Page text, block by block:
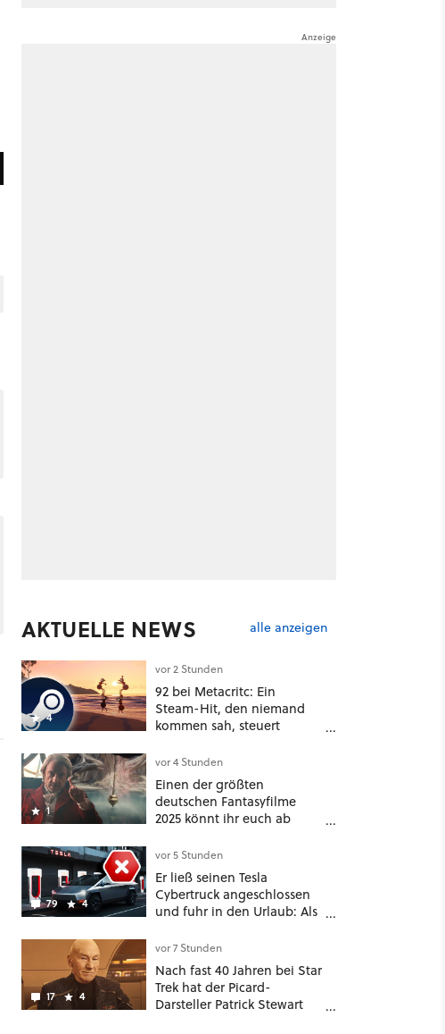
AKTUELLE NEWS alle anzeigen
4
vor 2 Stunden
92 bei Metacritc: Ein
Steam-Hit, den niemand
kommen sah, steuert
den Game Awards zu
1
vor 4 Stunden
Einen der größten
deutschen Fantasyfilme
2025 könnt ihr euch ab
anschauen, mit dabei: ein
Star aus Der Hobbit
79 4
vor 5 Stunden
Er ließ seinen Tesla
Cybertruck angeschlossen
und fuhr in den Urlaub: Als
zurückkam, sprang der
Truck nicht mehr an [Best of
GameStar]
17 4
vor 7 Stunden
Nach fast 40 Jahren bei Star
Trek hat der Picard-
Darsteller Patrick Stewart